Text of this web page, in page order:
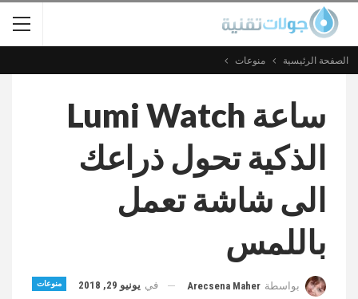
الصفحة الرئيسية منوعات
ساعة Lumi Watch
الذكية تحول ذراعك
الى شاشة تعمل
باللمس
منوعات بواسطة Arecsena Maher في يونيو 29, 2018